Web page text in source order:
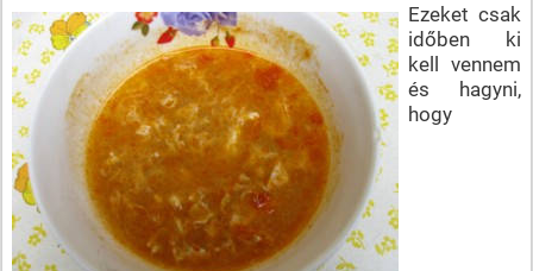
Ezeket csak
időben ki
kell vennem
és hagyni,
hogy